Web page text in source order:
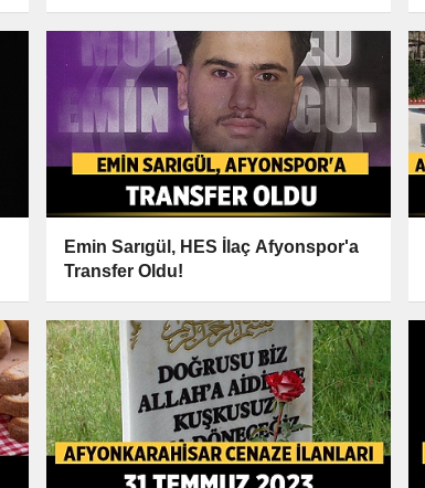
Emin Sarıgül, HES İlaç Afyonspor'a
Transfer Oldu!